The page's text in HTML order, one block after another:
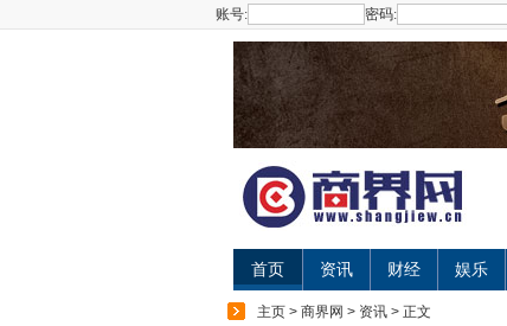
账号: 密码:
首页 资讯 财经 娱乐
主页 > 商界网 > 资讯 > 正文